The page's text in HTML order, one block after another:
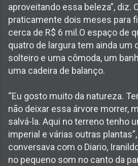
aproveitando essa beleza”, diz.
praticamente dois meses para
cerca de R$ 6 mil.O espaço de
quatro de largura tem ainda um
solteiro e uma cômoda, um
uma cadeira de balanço.
“Eu gosto muito da natureza.
não deixar essa árvore morrer,
salvá-la. Aqui no terreno tenho
imperial e várias outras
conversava com o Diario,
no pequeno som no canto da